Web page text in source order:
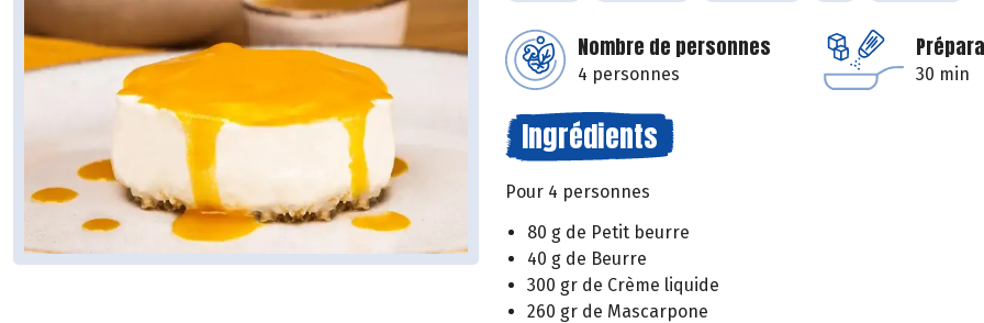
Nombre de personnes
4 personnes 30 min
Ingrédients
Pour 4 personnes
80 g de Petit beurre
40 g de Beurre
300 gr de Crème liquide
260 gr de Mascarpone